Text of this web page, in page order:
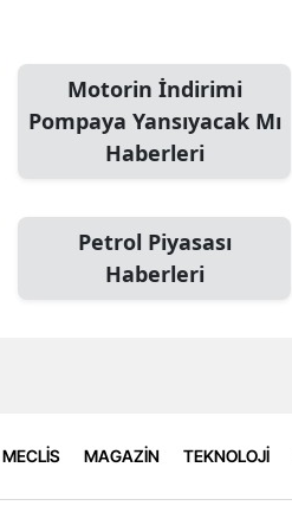
Motorin İndirimi
Pompaya Yansıyacak Mı
Haberleri
Petrol Piyasası
Haberleri
MECLİS MAGAZİN TEKNOLOJİ